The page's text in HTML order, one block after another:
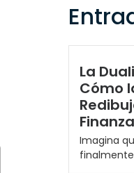
La
Cómo
Imagina
finalmente